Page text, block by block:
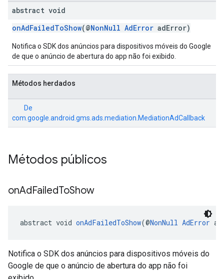
abstract void
onAdFailedToShow(@NonNull AdError adError)
Notifica o SDK dos anúncios para dispositivos móveis do Google
de que o anúncio de abertura do app não foi exibido.
Métodos herdados
De
com.google.android.gms.ads.mediation.MediationAdCallback
Métodos públicos
onAdFailedToShow
abstract void onAdFailedToShow(@NonNull AdError
Notifica o SDK dos anúncios para dispositivos móveis do
Google de que o anúncio de abertura do app não foi